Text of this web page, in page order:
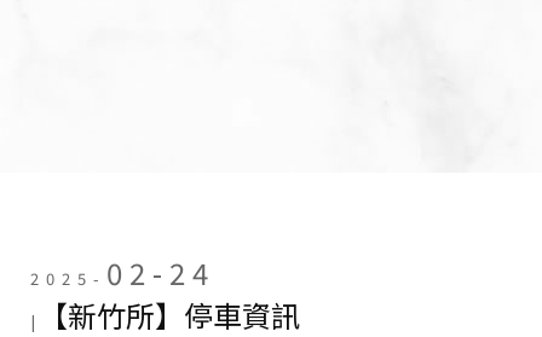
2025- 02-24
| 【新竹所】停車資訊